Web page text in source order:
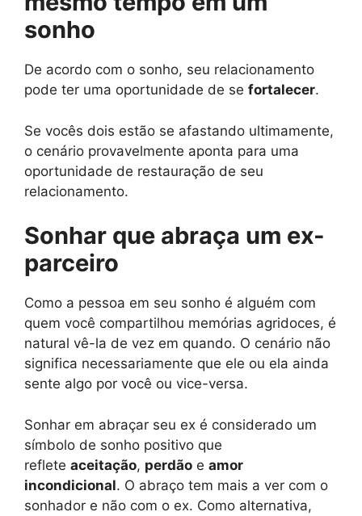
sonho
De acordo com o sonho, seu relacionamento
pode ter uma oportunidade de se fortalecer.
Se vocês dois estão se afastando ultimamente,
o cenário provavelmente aponta para uma
oportunidade de restauração de seu
relacionamento.
Sonhar que abraça um ex-
parceiro
Como a pessoa em seu sonho é alguém com
quem você compartilhou memórias agridoces, é
natural vê-la de vez em quando. O cenário não
significa necessariamente que ele ou ela ainda
sente algo por você ou vice-versa.
Sonhar em abraçar seu ex é considerado um
símbolo de sonho positivo que
reflete aceitação, perdão e amor
incondicional. O abraço tem mais a ver com o
sonhador e não com o ex. Como alternativa,